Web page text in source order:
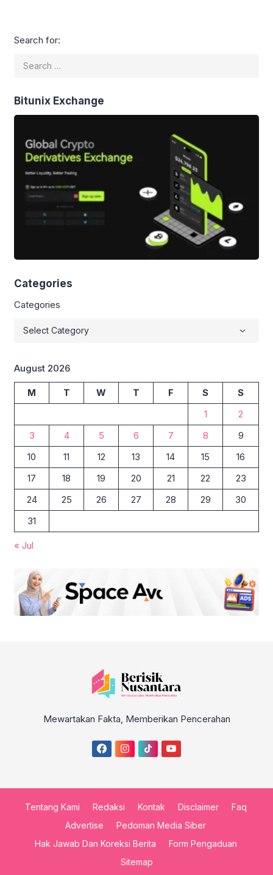
Search for:
Bitunix Exchange
Categories
Categories
August 2026
M T W T F S
S
1
2
3
4 5 6 7 8
9
10
11 12 13 14 15
16
17
18 19 20 21 22
23
24
25 26 27 28 29
30
31
« Jul
Mewartakan Fakta, Memberikan Pencerahan
Tentang Kami Redaksi Kontak Disclaimer
Faq
Advertise
Pedoman Media Siber
Hak Jawab Dan Koreksi Berita
Form Pengaduan
Sitemap